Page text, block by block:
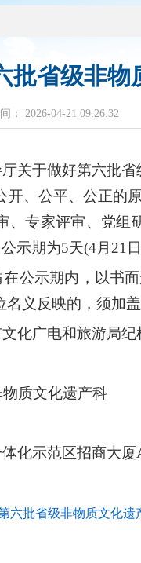
批省级非
： 2026-04-21 09:26:32
关于做好第六批
开、公平、公正的
、专家评审、党
示期为5天(4月21
公示期内，以书
义反映的，须加
化广电和旅游局纪
质文化遗产科
化示范区招商大
六批省级非物质文化遗